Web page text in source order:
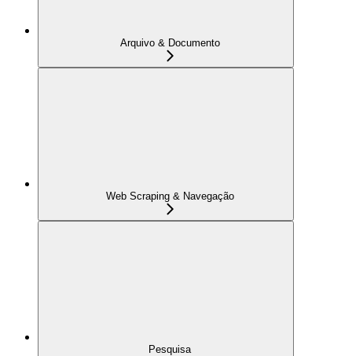
Arquivo & Documento
Web Scraping & Navegação
Pesquisa